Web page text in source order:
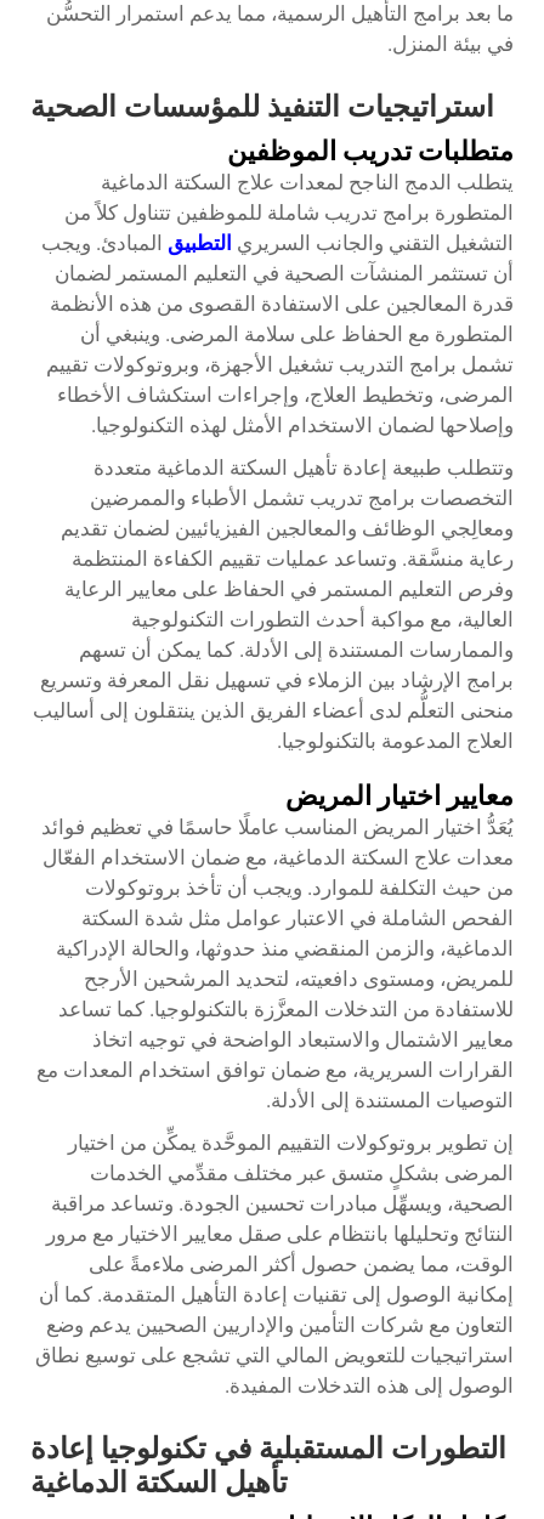
ما بعد برامج التأهيل الرسمية، مما يدعم استمرار التحسُّن
في بيئة المنزل.
استراتيجيات التنفيذ للمؤسسات الصحية
متطلبات تدريب الموظفين
يتطلب الدمج الناجح لمعدات علاج السكتة الدماغية
المتطورة برامج تدريب شاملة للموظفين تتناول كلاً من
التشغيل التقني والجانب السريري التطبيق المبادئ. ويجب
أن تستثمر المنشآت الصحية في التعليم المستمر لضمان
قدرة المعالجين على الاستفادة القصوى من هذه الأنظمة
المتطورة مع الحفاظ على سلامة المرضى. وينبغي أن
تشمل برامج التدريب تشغيل الأجهزة، وبروتوكولات تقييم
المرضى، وتخطيط العلاج، وإجراءات استكشاف الأخطاء
وإصلاحها لضمان الاستخدام الأمثل لهذه التكنولوجيا.
وتتطلب طبيعة إعادة تأهيل السكتة الدماغية متعددة
التخصصات برامج تدريب تشمل الأطباء والممرضين
ومعالِجي الوظائف والمعالجين الفيزيائيين لضمان تقديم
رعاية منسَّقة. وتساعد عمليات تقييم الكفاءة المنتظمة
وفرص التعليم المستمر في الحفاظ على معايير الرعاية
العالية، مع مواكبة أحدث التطورات التكنولوجية
والممارسات المستندة إلى الأدلة. كما يمكن أن تسهم
برامج الإرشاد بين الزملاء في تسهيل نقل المعرفة وتسريع
منحنى التعلُّم لدى أعضاء الفريق الذين ينتقلون إلى أساليب
العلاج المدعومة بالتكنولوجيا.
معايير اختيار المريض
يُعَدُّ اختيار المريض المناسب عاملًا حاسمًا في تعظيم فوائد
معدات علاج السكتة الدماغية، مع ضمان الاستخدام الفعّال
من حيث التكلفة للموارد. ويجب أن تأخذ بروتوكولات
الفحص الشاملة في الاعتبار عوامل مثل شدة السكتة
الدماغية، والزمن المنقضي منذ حدوثها، والحالة الإدراكية
للمريض، ومستوى دافعيته، لتحديد المرشحين الأرجح
للاستفادة من التدخلات المعزَّزة بالتكنولوجيا. كما تساعد
معايير الاشتمال والاستبعاد الواضحة في توجيه اتخاذ
القرارات السريرية، مع ضمان توافق استخدام المعدات مع
التوصيات المستندة إلى الأدلة.
إن تطوير بروتوكولات التقييم الموحَّدة يمكِّن من اختيار
المرضى بشكلٍ متسق عبر مختلف مقدِّمي الخدمات
الصحية، ويسهِّل مبادرات تحسين الجودة. وتساعد مراقبة
النتائج وتحليلها بانتظام على صقل معايير الاختيار مع مرور
الوقت، مما يضمن حصول أكثر المرضى ملاءمةً على
إمكانية الوصول إلى تقنيات إعادة التأهيل المتقدمة. كما أن
التعاون مع شركات التأمين والإداريين الصحيين يدعم وضع
استراتيجيات للتعويض المالي التي تشجع على توسيع نطاق
الوصول إلى هذه التدخلات المفيدة.
التطورات المستقبلية في تكنولوجيا إعادة
تأهيل السكتة الدماغية